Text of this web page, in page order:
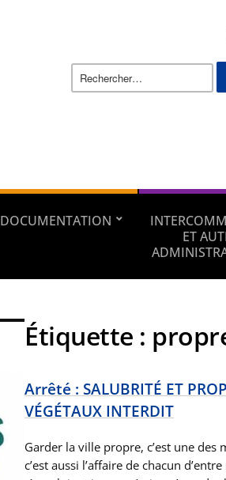
DOCUMENTATION
ET
Étiquette :
Arrêté : SALUBRITÉ ET
VÉGÉTAUX INTERDIT
Garder la ville propre, c’est une
c’est aussi l’affaire de chacun